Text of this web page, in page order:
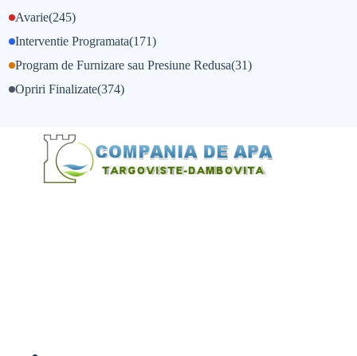
Avarie(245)
Interventie Programata(171)
Opriri Finalizate(374)
Program de Furnizare sau Presiune Redusa(31)